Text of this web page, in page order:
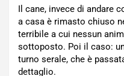
Il cane, invece di andare
a casa è rimasto chiuso
terribile a cui nessun
sottoposto. Poi il caso:
turno serale, che è
dettaglio.